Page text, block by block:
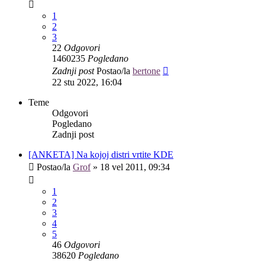
1
2
3
22 Odgovori
1460235 Pogledano
Zadnji postPostao/la bertone
22 stu 2022, 16:04
Teme
Odgovori
Pogledano
Zadnji post
[ANKETA] Na kojoj distri vrtite KDE
Postao/la Grof» 18 vel 2011, 09:34
1
2
3
4
5
46 Odgovori
38620 Pogledano